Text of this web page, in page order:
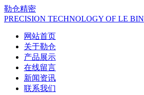
勒仓精密
PRECISION TECHNOLOGY OF LE BIN
网站首页
关于勒仓
产品展示
在线留言
新闻资讯
联系我们